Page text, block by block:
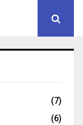
(7)
(6)